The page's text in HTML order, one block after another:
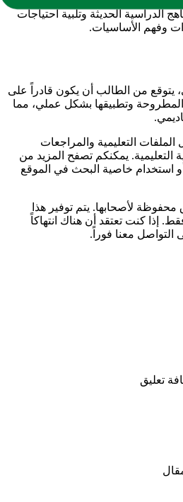
الدراسية الحديثة وتلبية احتياجات
وفهم الأساسيات.
يتوقع من الطالب أن يكون قادراً على
المطروحة وتطبيقها بشكل عملي، مما
التعليمية والمراجعات
التعليمية. يمكنكم تصفح المزيد من
أو استخدام خاصية البحث في الموقع
لأصحابها. يتم توفير هذا
إذا كنت تعتقد أن هناك انتهاكاً
التواصل معنا فوراً.
تعليق